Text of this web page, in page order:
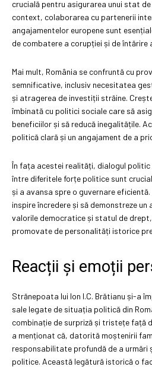
crucială pentru asigurarea unui stat
context, colaborarea cu partenerii
angajamentelor europene sunt
de combatere a corupției și de întărire
Mai mult, România se confruntă cu
semnificative, inclusiv necesitatea
și atragerea de investiții străine.
îmbinată cu politici sociale care să
beneficiilor și să reducă inegalitățile.
politică clară și un angajament de a
În fața acestei realități, dialogul
între diferitele forțe politice sunt
și a avansa spre o guvernare
inspire încredere și să demonstreze
valorile democratice și statul de
promovate de personalități istorice
Reacții și emoții
Strănepoata lui Ion I.C. Brătianu și-a
sale legate de situația politică din
combinație de surpriză și tristețe față
a menționat că, datorită moștenirii
responsabilitate profundă de a urmări
politice. Această legătură istorică o